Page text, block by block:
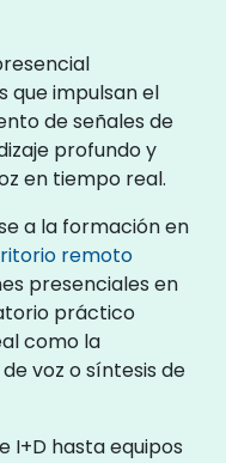
que impulsan el
de señales de
profundo y
en tiempo real.
a la formación en
remoto
presenciales en
práctico
como la
voz o síntesis de
I+D hasta equipos